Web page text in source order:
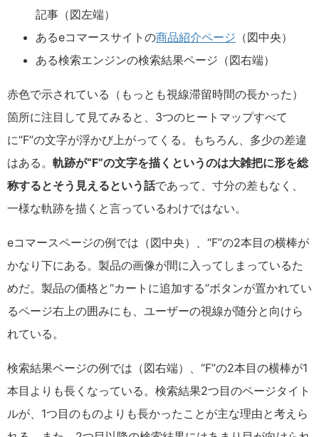
記事（図左端）
あるeコマースサイトの商品紹介ページ （図中央）
ある検索エンジンの検索結果ページ（図右端）
赤色で示されている（もっとも視線滞留時間の長かった）
箇所に注目して見てみると、3つのヒートマップすべて
に“F”の文字が浮かび上がってくる。もちろん、多少の差違
はある。 軌跡が“F”の文字を描くというのは大雑把に形を総
称するとそう見えるという話であって、寸分の差もなく、
一様な軌跡を描くと言っているわけではない。
eコマースページの例では（図中央）、“F”の2本目の横棒が
かなり下にある。製品の画像が間に入ってしまっているた
めだ。製品の価格と“カートに追加する”ボタンが置かれてい
るページ右上の囲みにも、ユーザーの視線が随分と向けら
れている。
検索結果ページの例では（図右端）、“F”の2本目の横棒が1
本目よりも長くなっている。検索結果2つ目のページタイト
ルが、1つ目のものよりも長かったことが主な理由と考えら